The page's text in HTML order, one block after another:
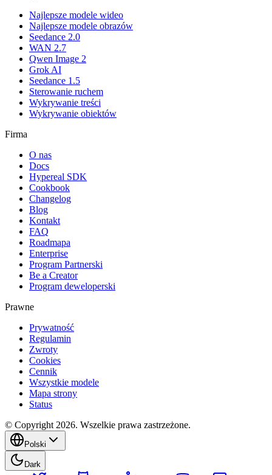
Najlepsze modele wideo
Najlepsze modele obrazów
Seedance 2.0
WAN 2.7
Qwen Image 2
Grok AI
Seedance 1.5
Sterowanie ruchem
Wykrywanie treści
Wykrywanie obiektów
Firma
O nas
Docs
Hypereal SDK
Cookbook
Changelog
Blog
Kontakt
FAQ
Roadmapa
Enterprise
Program Partnerski
Be a Creator
Program deweloperski
Prawne
Prywatność
Regulamin
Zwroty
Cookies
Cennik
Wszystkie modele
Mapa strony
Status
© Copyright 2026. Wszelkie prawa zastrzeżone.
Polski
Dark